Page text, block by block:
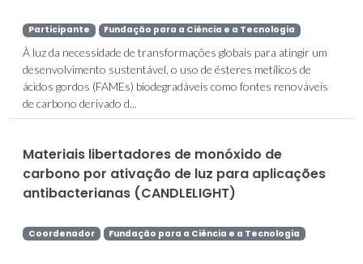
Participante Fundação para a Ciência e a Tecnologia
À luz da necessidade de transformações globais para atingir um
desenvolvimento sustentável, o uso de ésteres metílicos de
ácidos gordos (FAMEs) biodegradáveis como fontes renováveis
de carbono derivado d...
Materiais libertadores de monóxido de
carbono por ativação de luz para aplicações
antibacterianas (CANDLELIGHT)
Coordenador Fundação para a Ciência e a Tecnologia